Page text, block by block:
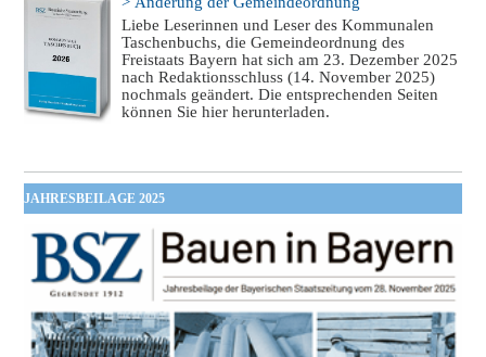
Liebe Leserinnen und Leser des Kommunalen
Taschenbuchs, die Gemeindeordnung des
Freistaats Bayern hat sich am 23. Dezember 2025
nach Redaktionsschluss (14. November 2025)
nochmals geändert. Die entsprechenden Seiten
können Sie hier herunterladen.
JAHRESBEILAGE 2025